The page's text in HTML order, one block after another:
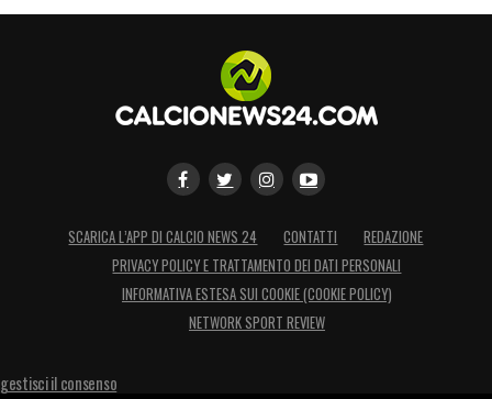
SCARICA L’APP DI CALCIO NEWS 24 CONTATTI
REDAZIONE
PRIVACY POLICY E TRATTAMENTO DEI DATI PERSONALI
INFORMATIVA ESTESA SUI COOKIE (COOKIE POLICY)
NETWORK SPORT REVIEW
gestisci il consenso